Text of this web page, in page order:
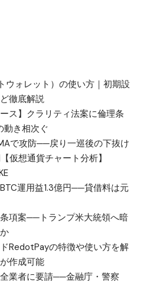
ウォレット）の使い方｜初期設
徹底解説
ス】クラリティ法案に倫理条
き相次ぐ
で攻防──戻り一巡後の下抜け
仮想通貨チャート分析】
運用益1.3億円──貸借料は元
項案──トランプ米大統領へ暗
RedotPayの特徴や使い方を解
作成可能
業者に要請──金融庁・警察